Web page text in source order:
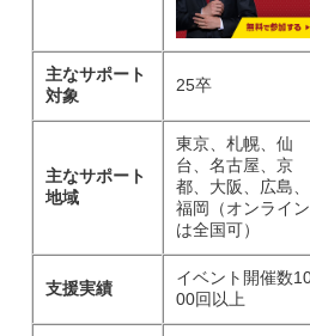
主なサポート
対象
25卒
主なサポート
地域
東京、札幌、仙
台、名古屋、京
都、大阪、広島、
福岡（オンライン
は全国可）
支援実績
イベント開催数
00回以上